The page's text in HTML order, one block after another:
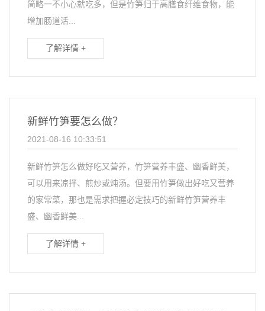
简略一不小心就吃多，但是竹笋归于高膳食纤维食物，能
增加肠道活...
了解详情 +
新鲜竹笋要怎么做？
2021-08-16 10:33:51
新鲜竹笋怎么做好吃又营养，竹笋营养丰盛、幽香鲜美，
可以用来凉拌、煎炒或炖汤。但要用竹笋做出好吃又营养
的家常菜，那也是需求把握必定技巧的新鲜竹笋营养丰
盛、幽香鲜美...
了解详情 +